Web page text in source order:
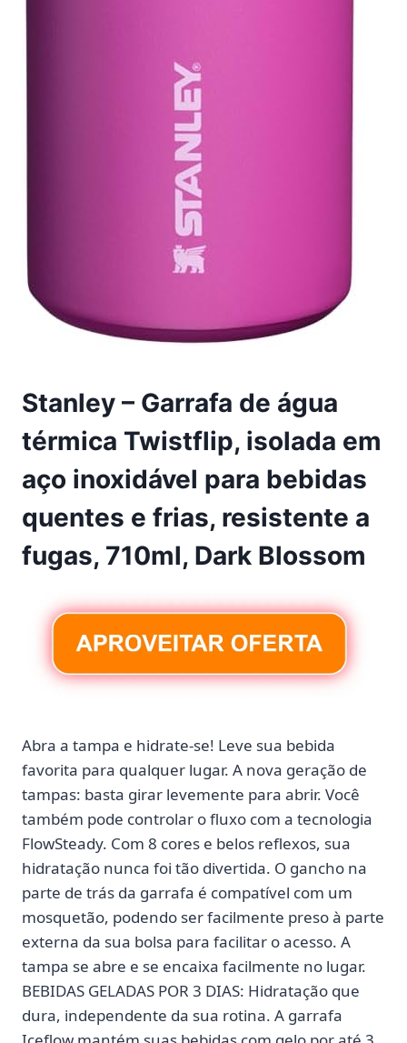
Stanley – Garrafa de água
térmica Twistflip, isolada em
aço inoxidável para bebidas
quentes e frias, resistente a
fugas, 710ml, Dark Blossom
Abra a tampa e hidrate-se! Leve sua bebida
favorita para qualquer lugar. A nova geração de
tampas: basta girar levemente para abrir. Você
também pode controlar o fluxo com a tecnologia
FlowSteady. Com 8 cores e belos reflexos, sua
hidratação nunca foi tão divertida. O gancho na
parte de trás da garrafa é compatível com um
mosquetão, podendo ser facilmente preso à parte
externa da sua bolsa para facilitar o acesso. A
tampa se abre e se encaixa facilmente no lugar.
BEBIDAS GELADAS POR 3 DIAS: Hidratação que
dura, independente da sua rotina. A garrafa